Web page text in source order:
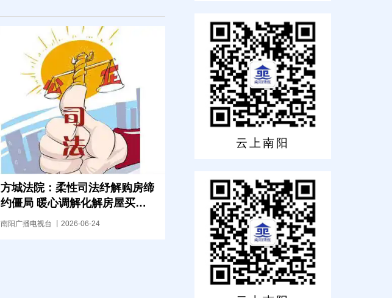
方城法院：柔性司法纾解购房缔
约僵局 暖心调解化解房屋买卖
纠纷
南阳广播电视台 丨2026-06-24
云上南阳